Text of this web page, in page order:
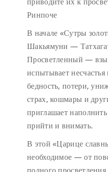
Ринпоче
В начале «Сутры
Шакьямуни —
Просветленный —
испытывает
бедность, потери,
страх, кошмары и
приглашает
прийти и внимать.
В этой «Царице
необходимое — от